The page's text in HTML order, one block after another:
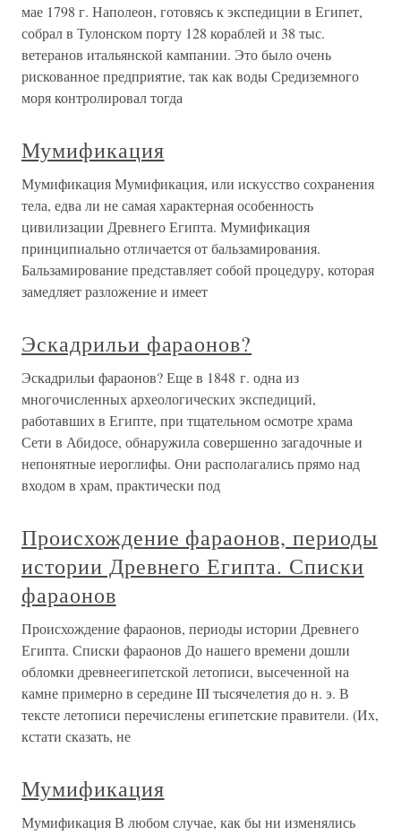
мае 1798 г. Наполеон, готовясь к экспедиции в Египет,
собрал в Тулонском порту 128 кораблей и 38 тыс.
ветеранов итальянской кампании. Это было очень
рискованное предприятие, так как воды Средиземного
моря контролировал тогда
Мумификация
Мумификация Мумификация, или искусство сохранения
тела, едва ли не самая характерная особенность
цивилизации Древнего Египта. Мумификация
принципиально отличается от бальзамирования.
Бальзамирование представляет собой процедуру, которая
замедляет разложение и имеет
Эскадрильи фараонов?
Эскадрильи фараонов? Еще в 1848 г. одна из
многочисленных археологических экспедиций,
работавших в Египте, при тщательном осмотре храма
Сети в Абидосе, обнаружила совершенно загадочные и
непонятные иероглифы. Они располагались прямо над
входом в храм, практически под
Происхождение фараонов, периоды
истории Древнего Египта. Списки
фараонов
Происхождение фараонов, периоды истории Древнего
Египта. Списки фараонов До нашего времени дошли
обломки древнеегипетской летописи, высеченной на
камне примерно в середине III тысячелетия до н. э. В
тексте летописи перечислены египетские правители. (Их,
кстати сказать, не
Мумификация
Мумификация В любом случае, как бы ни изменялись